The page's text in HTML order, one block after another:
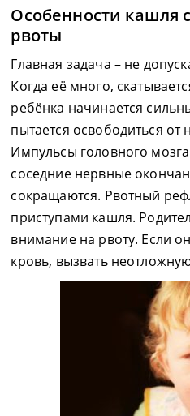
Особенности кашля
рвоты
Главная задача – не
Когда её много,
ребёнка начинается
пытается освободиться от
Импульсы головного
соседние нервные
сокращаются. Рвотный
приступами кашля.
внимание на рвоту. Если
кровь, вызвать